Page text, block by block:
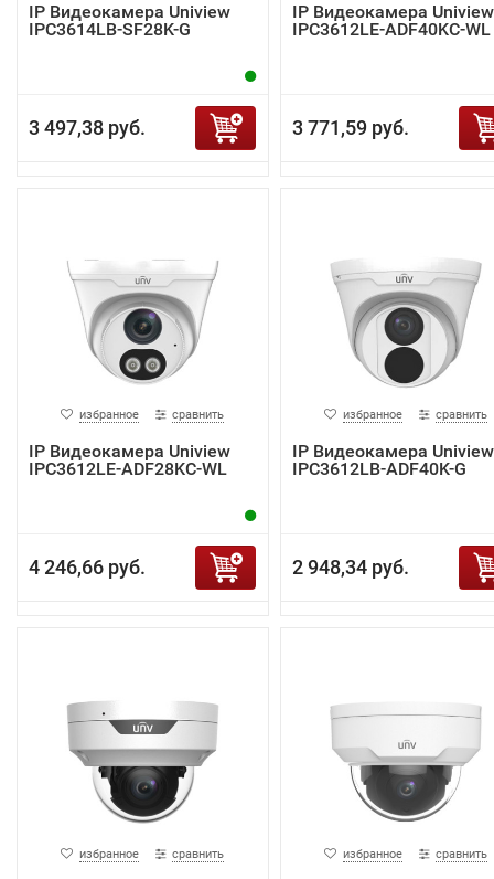
IP Видеокамера Uniview
IPC3614LB-SF28K-G
3 497,38 руб.
IP Видеокамера Uniview
IPC3612LE-ADF40KC-WL
3 771,59 руб.
избранное сравнить
IP Видеокамера Uniview
IPC3612LE-ADF28KC-WL
4 246,66 руб.
избранное сравнить
IP Видеокамера Uniview
IPC3612LB-ADF40K-G
2 948,34 руб.
избранное сравнить избранное сравнить